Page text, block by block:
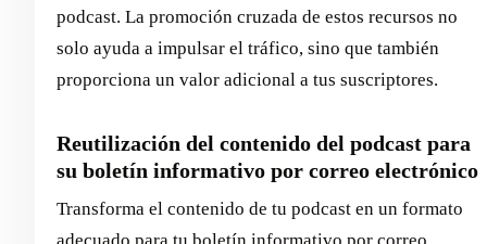
podcast. La promoción cruzada de estos recursos no
solo ayuda a impulsar el tráfico, sino que también
proporciona un valor adicional a tus suscriptores.
Reutilización del contenido del podcast para
su boletín informativo por correo electrónico
Transforma el contenido de tu podcast en un formato